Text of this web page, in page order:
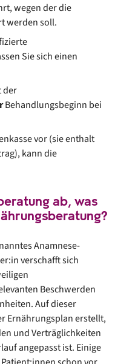
wegen der die
werden soll.
Sie sich einen
der
Behandlungsbeginn bei
vor (sie enthalt
kann die
ab, was
Anamnese-
verschafft sich
Beschwerden
Auf dieser
Ernährungsplan erstellt,
und Verträglichkeiten
angepasst ist. Einige